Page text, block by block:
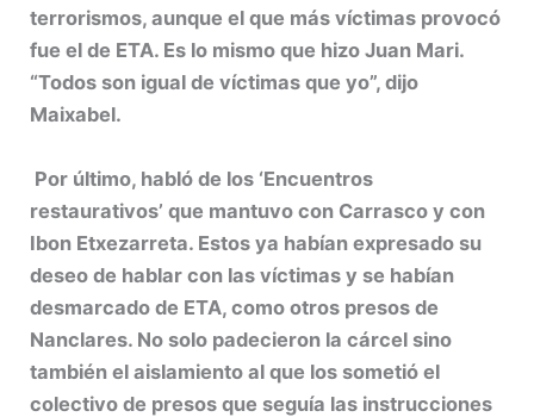
terrorismos, aunque el que más víctimas provocó
fue el de ETA. Es lo mismo que hizo Juan Mari.
“Todos son igual de víctimas que yo”, dijo
Maixabel.
Por último, habló de los ‘Encuentros
restaurativos’ que mantuvo con Carrasco y con
Ibon Etxezarreta. Estos ya habían expresado su
deseo de hablar con las víctimas y se habían
desmarcado de ETA, como otros presos de
Nanclares. No solo padecieron la cárcel sino
también el aislamiento al que los sometió el
colectivo de presos que seguía las instrucciones